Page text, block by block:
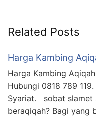
Related Posts
Harga Kambing
Harga Kambing
Hubungi 0818 789
Syariat. sobat slamet
beraqiqah? Bagi yang